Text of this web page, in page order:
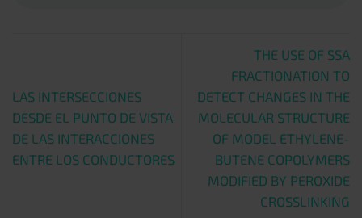
LAS INTERSECCIONES
DESDE EL PUNTO DE VISTA
DE LAS INTERACCIONES
ENTRE LOS CONDUCTORES
THE USE OF SSA
FRACTIONATION TO
DETECT CHANGES IN THE
MOLECULAR STRUCTURE
OF MODEL ETHYLENE-
BUTENE COPOLYMERS
MODIFIED BY PEROXIDE
CROSSLINKING